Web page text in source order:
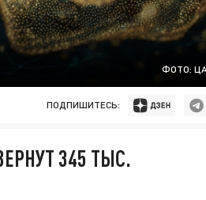
ФОТО:
ПОДПИШИТЕСЬ:
345 ТЫС.